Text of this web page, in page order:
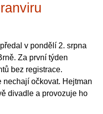
v pondělí 2. srpna
Za první týden
bez registrace.
nechají očkovat. Hejtman
divadle a provozuje ho
hrami v Brně: Od
pro zajímavé památky, skvělé
Mimo jiné je ale také
a bezpečně vyzkoušet
kvetoucí moravské
nabídku her od klasické
jak pro pravidelné